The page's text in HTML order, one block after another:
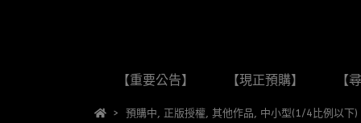
【重要公告】 【現正預購】 【
預購中, 正版授權, 其他作品, 中小型(1/4比例以下)